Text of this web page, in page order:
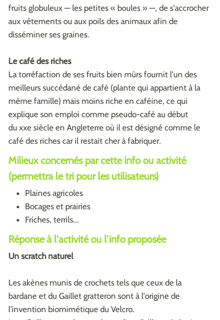
fruits globuleux — les petites « boules » —, de s'accrocher
aux vêtements ou aux poils des animaux afin de
disséminer ses graines.
Le café des riches
La torréfaction de ses fruits bien mûrs fournit l'un des
meilleurs succédané de café (plante qui appartient à la
même famille) mais moins riche en caféine, ce qui
explique son emploi comme pseudo-café au début
du xxe siècle en Angleterre où il est désigné comme le
café des riches car il restait cher à fabriquer.
Milieux concernés par cette info ou activité
(permettra le tri pour les utilisateurs)
Plaines agricoles
Bocages et prairies
Friches, terrils...
Réponse à l'activité ou l'info proposée
Un scratch naturel
Les akènes munis de crochets tels que ceux de la
bardane et du Gaillet gratteron sont à l'origine de
l'invention biomimétique du Velcro.